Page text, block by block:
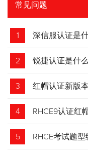
常见问题
1 深信服认证是
2 锐捷认证是什
3 红帽认证新版
4 RHCE9认证红
介绍
5 RHCE考试题